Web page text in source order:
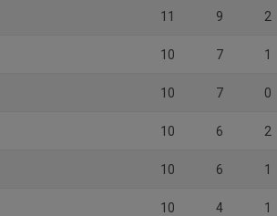
11 9 2
10 7 1
10 7 0
10 6 2
10 6 1
10 4 1